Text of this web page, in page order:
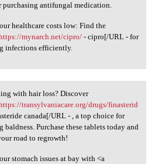
purchasing antifungal medication.
healthcare costs low: Find the
mynarch.net/cipro/- cipro[/URL - for
infections efficiently.
with hair loss?
with hair loss? Discover
transylvaniacare.org/drugs/finasterid
canada[/URL - , a top choice for
baldness. Purchase these tablets today and
road to regrowth!
stomach issues at bay with <a